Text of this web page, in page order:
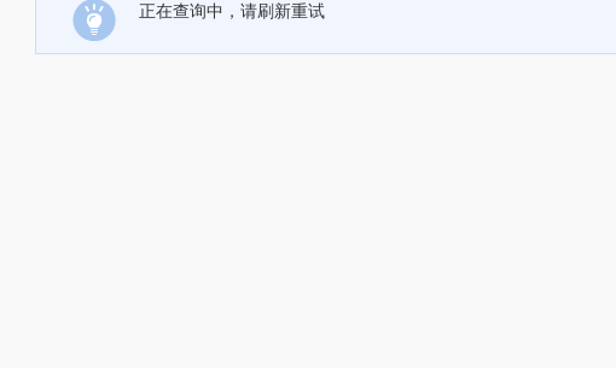
正在查询中，请刷新重试